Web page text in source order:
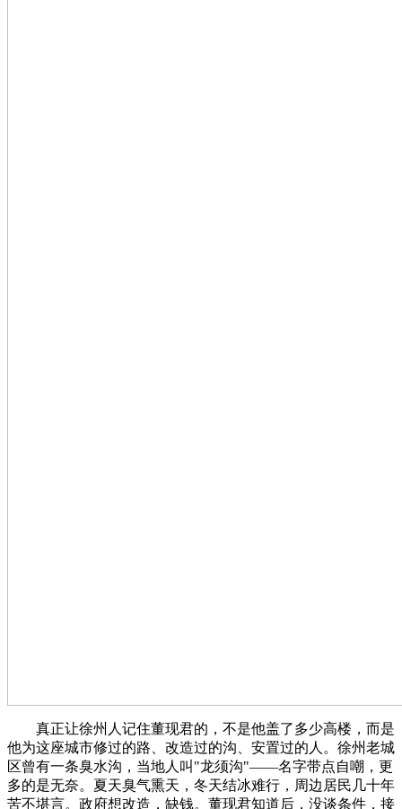
真正让徐州人记住董现君的，不是他盖了多少高楼，而是
他为这座城市修过的路、改造过的沟、安置过的人。徐州老城
区曾有一条臭水沟，当地人叫"龙须沟"——名字带点自嘲，更
多的是无奈。夏天臭气熏天，冬天结冰难行，周边居民几十年
苦不堪言。政府想改造，缺钱。董现君知道后，没谈条件，接